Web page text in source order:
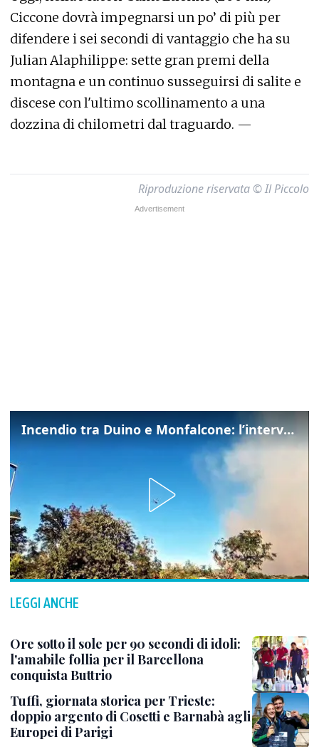
Ciccone dovrà impegnarsi un po’ di più per
difendere i sei secondi di vantaggio che ha su
Julian Alaphilippe: sette gran premi della
montagna e un continuo susseguirsi di salite e
discese con l'ultimo scollinamento a una
dozzina di chilometri dal traguardo. —
Riproduzione riservata © Il Piccolo
Incendio tra Duino e Monfalcone: l’intervento dei vigili del fuoco
LEGGI ANCHE
Ore sotto il sole per 90 secondi di idoli:
l'amabile follia per il Barcellona
conquista Buttrio
Tuffi, giornata storica per Trieste:
doppio argento di Cosetti e Barnabà agli
Europei di Parigi